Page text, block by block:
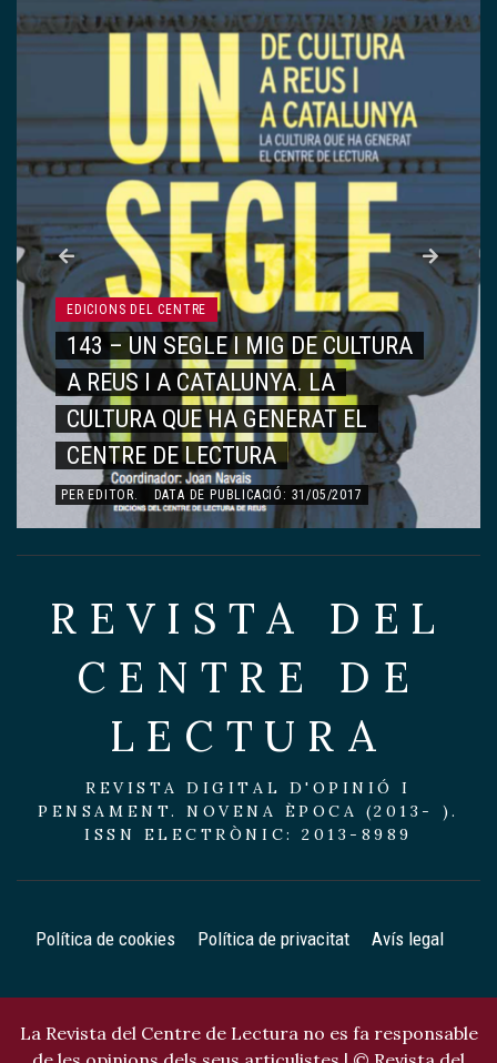
EDICIONS DEL CENTRE
142 – VIATGE AL CENTRE DE
LECTURA
PER EDITOR. DATA DE PUBLICACIÓ: 15/05/2017
REVISTA DEL
CENTRE DE
LECTURA
REVISTA DIGITAL D'OPINIÓ I
PENSAMENT. NOVENA ÈPOCA (2013- ).
ISSN ELECTRÒNIC: 2013-8989
Política de cookies Política de privacitat Avís legal
La Revista del Centre de Lectura no es fa responsable